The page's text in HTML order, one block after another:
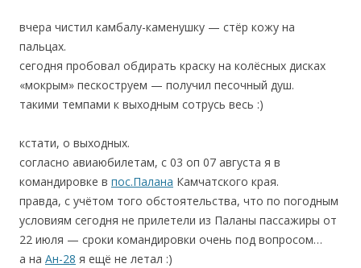
вчера чистил камбалу-каменушку — стёр кожу на
пальцах.
сегодня пробовал обдирать краску на колёсных дисках
«мокрым» пескоструем — получил песочный душ.
такими темпами к выходным сотрусь весь :)
кстати, о выходных.
согласно авиаюбилетам, с 03 оп 07 августа я в
командировке в пос.Палана Камчатского края.
правда, с учётом того обстоятельства, что по погодным
условиям сегодня не прилетели из Паланы пассажиры от
22 июля — сроки командировки очень под вопросом…
а на Ан-28 я ещё не летал :)